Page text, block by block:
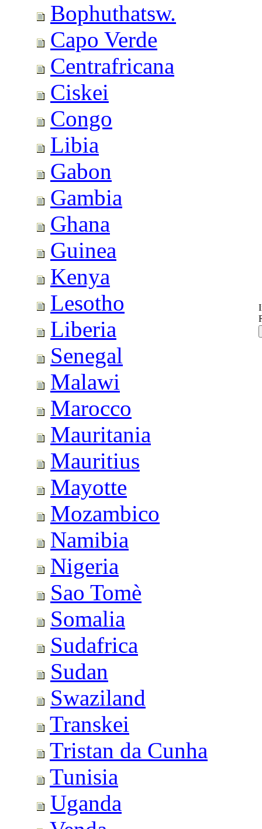
Bophuthatsw.
Capo Verde
Centrafricana
Ciskei
Congo
Libia
Gabon
Gambia
Ghana
Guinea
Kenya
Lesotho
Liberia
Senegal
Malawi
Marocco
Mauritania
Mauritius
Mayotte
Mozambico
Namibia
Nigeria
Sao Tomè
Somalia
Sudafrica
Sudan
Swaziland
Transkei
Tristan da Cunha
Tunisia
Uganda